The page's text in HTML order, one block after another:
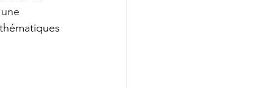
thématiques